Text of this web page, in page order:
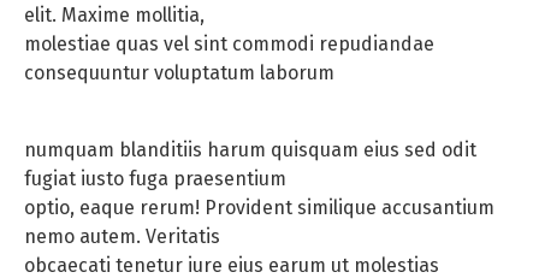
elit. Maxime mollitia,
molestiae quas vel sint commodi repudiandae
consequuntur voluptatum laborum
numquam blanditiis harum quisquam eius sed odit
fugiat iusto fuga praesentium
optio, eaque rerum! Provident similique accusantium
nemo autem. Veritatis
obcaecati tenetur iure eius earum ut molestias